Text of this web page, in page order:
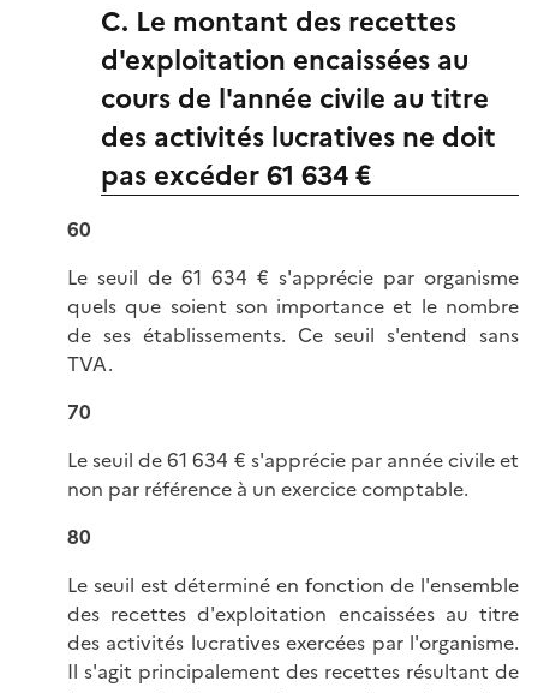
C. Le montant des recettes
d'exploitation encaissées au
cours de l'année civile au titre
des activités lucratives ne doit
pas excéder 61 634 €
60
Le seuil de 61 634 € s'apprécie par organisme
quels que soient son importance et le nombre
de ses établissements. Ce seuil s'entend sans
TVA.
70
Le seuil de 61 634 € s'apprécie par année civile et
non par référence à un exercice comptable.
80
Le seuil est déterminé en fonction de l'ensemble
des recettes d'exploitation encaissées au titre
des activités lucratives exercées par l'organisme.
Il s'agit principalement des recettes résultant de